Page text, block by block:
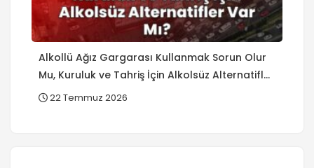
Alkollü Ağız Gargarası Kullanmak Sorun Olur
Mu, Kuruluk ve Tahriş İçin Alkolsüz Alternatifler
Var Mı?
22 Temmuz 2026